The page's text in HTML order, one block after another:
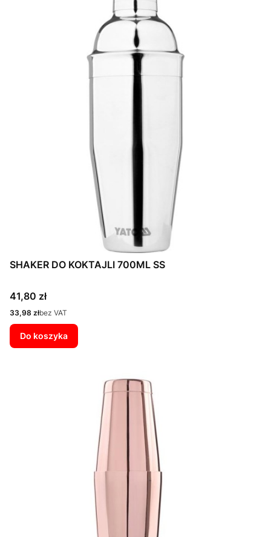
SHAKER DO KOKTAJLI 700ML SS
Cena
41,80 zł
Cena
33,98 złbez VAT
Do koszyka